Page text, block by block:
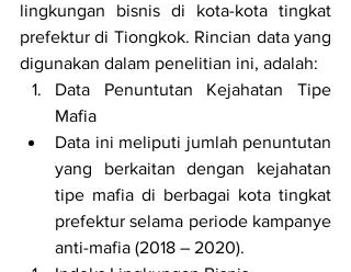
lingkungan bisnis di kota-kota tingkat
prefektur di Tiongkok. Rincian data yang
digunakan dalam penelitian ini, adalah:
Data Penuntutan Kejahatan Tipe
Mafia
Data ini meliputi jumlah penuntutan
yang berkaitan dengan kejahatan
tipe mafia di berbagai kota tingkat
prefektur selama periode kampanye
anti-mafia (2018 – 2020).